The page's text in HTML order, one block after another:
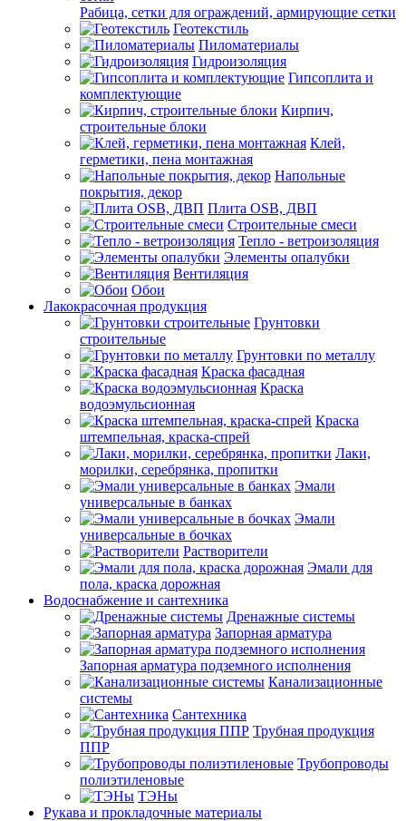
Рабица, сетки для ограждений, армирующие сетки
Геотекстиль
Пиломатериалы
Гидроизоляция
Гипсоплита и
комплектующие
Кирпич,
строительные блоки
Клей,
герметики, пена монтажная
Напольные
покрытия, декор
Плита OSB, ДВП
Строительные смеси
Тепло - ветроизоляция
Элементы опалубки
Вентиляция
Обои
Лакокрасочная продукция
Грунтовки
строительные
Грунтовки по металлу
Краска фасадная
Краска
водоэмульсионная
Краска
штемпельная, краска-спрей
Лаки,
морилки, серебрянка, пропитки
Эмали
универсальные в банках
Эмали
универсальные в бочках
Растворители
Эмали для
пола, краска дорожная
Водоснабжение и сантехника
Дренажные системы
Запорная арматура
Запорная арматура подземного исполнения
Канализационные
системы
Сантехника
Трубная продукция
ППР
Трубопроводы
полиэтиленовые
ТЭНы
Рукава и прокладочные материалы